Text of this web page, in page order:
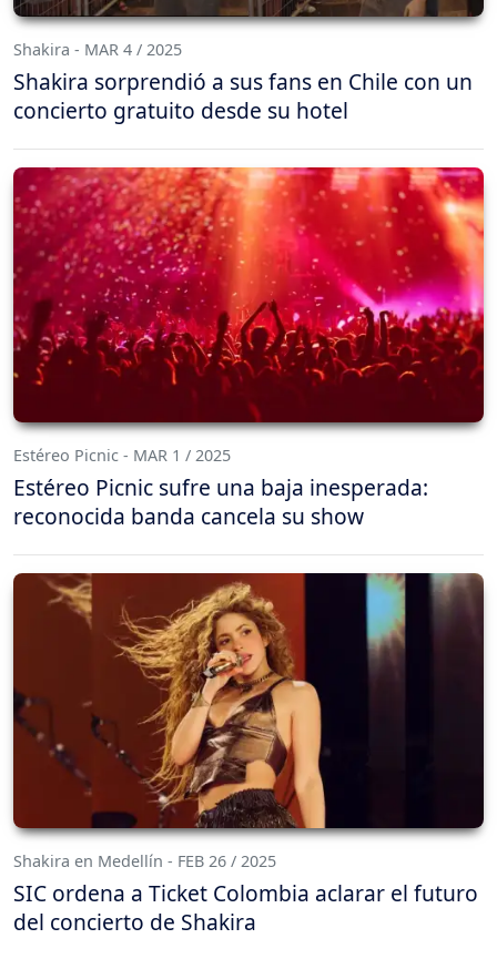
Shakira - MAR 4 / 2025
Shakira sorprendió a sus fans en Chile con un
concierto gratuito desde su hotel
Estéreo Picnic - MAR 1 / 2025
Estéreo Picnic sufre una baja inesperada:
reconocida banda cancela su show
Shakira en Medellín - FEB 26 / 2025
SIC ordena a Ticket Colombia aclarar el futuro
del concierto de Shakira